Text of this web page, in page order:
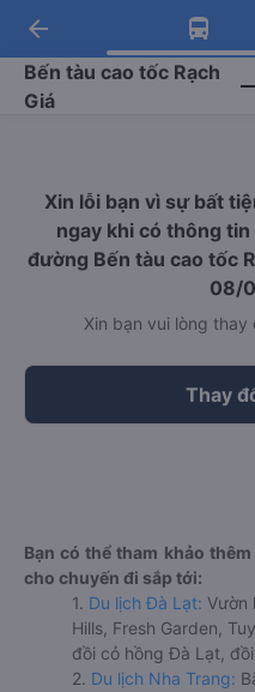
Tải app
Nhận ưu đãi
quyền
Tải app
-30k/ghế khi
app
arrow_back
Bến tàu cao tốc Rạch
Giá
Xin lỗi bạn vì sự bất
ngay khi có thông
đường Bến tàu cao tốc
08/
Xin bạn vui lòng
Thay
Bạn có thể tham khảo
cho chuyến đi sắp tới:
1. Du lịch Đà Lạt: Vườn
Hills, Fresh Garden,
đồi cỏ hồng Đà Lạt,
2. Du lịch Nha Trang: